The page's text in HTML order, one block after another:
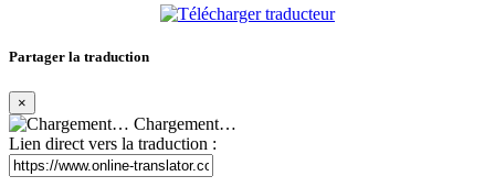
Partager la traduction
×
Chargement…
Lien direct vers la traduction :